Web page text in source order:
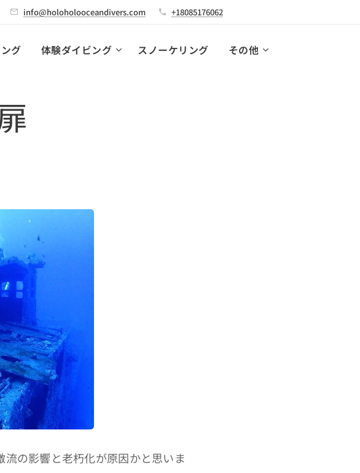
info@holoholooceandivers.com +18085176062
グ 体験ダイビング スノーケリング その他
の影響と老朽化が原因かと思いま